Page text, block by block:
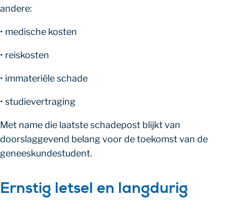
andere:
• medische kosten
• reiskosten
• immateriële schade
• studievertraging
Met name die laatste schadepost blijkt van
doorslaggevend belang voor de toekomst van de
geneeskundestudent.
Ernstig letsel en langdurig